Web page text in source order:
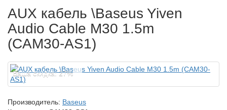
AUX кабель \Baseus Yiven
Audio Cable M30 1.5m
(CAM30-AS1)
Ваша скидка: 27%
Производитель: Baseus